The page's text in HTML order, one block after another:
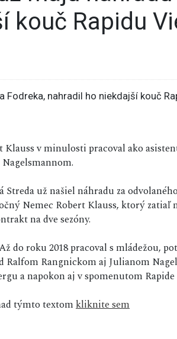
kouč Rapidu
Klauss v minulosti pracoval ako
už našiel náhradu za
Nemec Robert Klauss, ktorý zatiaľ
na dve sezóny.
do roku 2018 pracoval s mládežou,
Ralfom Rangnickom aj Julianom
a napokon aj v spomenutom Rapide
týmto textomkliknite sem